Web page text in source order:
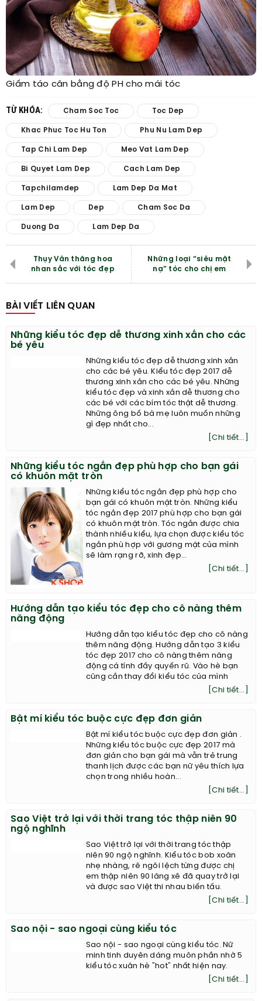
Giấm táo cân bằng độ PH cho mái tóc
TỪ KHÓA: Cham Soc Toc Toc Dep
Khac Phuc Toc Hu Ton Phu Nu Lam Dep
Tap Chi Lam Dep Meo Vat Lam Dep
Bi Quyet Lam Dep Cach Lam Dep
Tapchilamdep Lam Dep Da Mat
Lam Dep Dep Cham Soc Da
Duong Da Lam Dep Da
Thụy Vân thăng hoa
nhan sắc với tóc đẹp
Những loại “siêu mặt
nạ” tóc cho chị em
BÀI VIẾT LIÊN QUAN
Những kiểu tóc đẹp dễ thương xinh xắn cho các
bé yêu
Những kiểu tóc đẹp dễ thương xinh xắn
cho các bé yêu. Kiểu tóc đẹp 2017 dễ
thương xinh xắn cho các bé yêu. Những
kiểu tóc đẹp và xinh xắn dễ thương cho
các bé với các bím tóc thật dễ thương.
Những ông bố bà mẹ luôn muốn những
gì đẹp nhất cho...
[Chi tiết...]
Những kiểu tóc ngắn đẹp phù hợp cho bạn gái
có khuôn mặt tròn
Những kiểu tóc ngắn đẹp phù hợp cho
bạn gái có khuôn mặt tròn. Những kiểu
tóc ngắn đẹp 2017 phù hợp cho bạn gái
có khuôn mặt tròn. Tóc ngắn được chia
thành nhiều kiểu, lựa chọn được kiểu tóc
ngắn phù hợp với gương mặt của mình
sẽ làm rạng rỡ, xinh đẹp...
[Chi tiết...]
Hướng dẫn tạo kiểu tóc đẹp cho cô nàng thêm
năng động
Hướng dẫn tạo kiểu tóc đẹp cho cô nàng
thêm năng động. Hướng dẫn tạo 3 kiểu
tóc đẹp 2017 cho cô nàng thêm năng
động cá tính đầy quyến rũ. Vào hè bạn
cũng cần thay đổi kiểu tóc của mình
[Chi tiết...]
Bật mí kiểu tóc buộc cực đẹp đơn giản
Bật mí kiểu tóc buộc cực đẹp đơn giản .
Những kiểu tóc buộc cực đẹp 2017 mà
đơn giản cho bạn gái mà vẫn trẻ trung
thanh lịch được các bạn nữ yêu thích lựa
chọn trong nhiều hoàn...
[Chi tiết...]
Sao Việt trở lại với thời trang tóc thập niên 90
Sao Việt trở lại với thời trang tóc thập
niên 90 ngộ nghĩnh. Kiểu tóc bob xoăn
nhẹ nhàng, rẽ ngôi lệch từng được chị
em thập niên 90 lăng xê đã quay trở lại